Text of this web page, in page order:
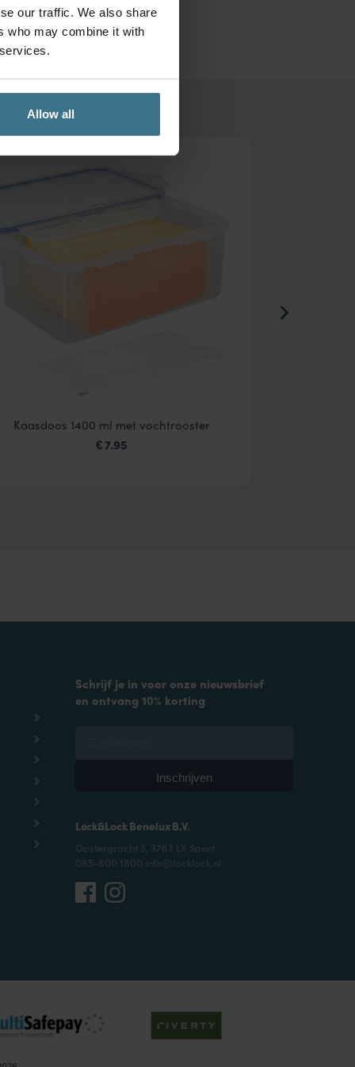
our traffic. We also share
who may combine it with
Allow all
Kaasdoos 1400 ml met vochtrooster
€ 7.95
Schrijf je in voor onze nieuwsbrief
en ontvang 10% korting
Lock&Lock Benelux B.V.
Oostergracht 3, 3763 LX Soest
085-800 1800 info@locklock.nl